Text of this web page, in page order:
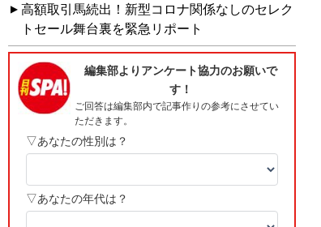
高額取引馬続出！新型コロナ関係なしのセレク
トセール舞台裏を緊急リポート